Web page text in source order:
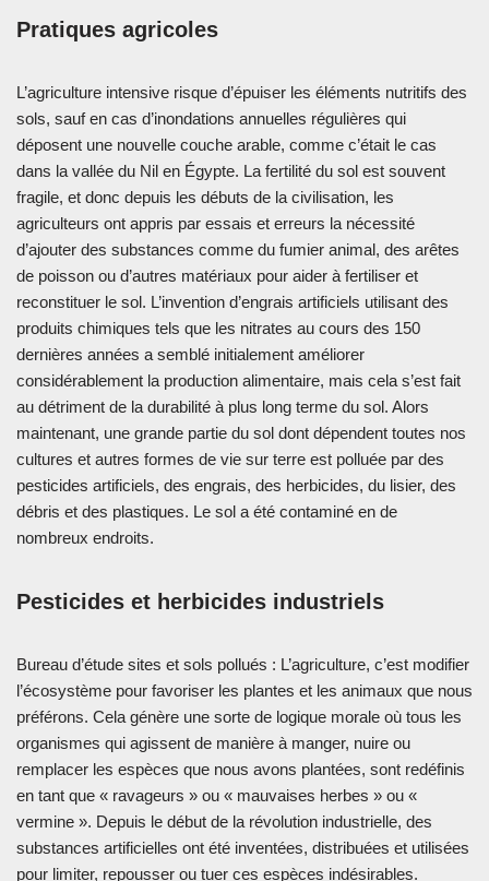
Pratiques agricoles
L’agriculture intensive risque d’épuiser les éléments nutritifs des
sols, sauf en cas d’inondations annuelles régulières qui
déposent une nouvelle couche arable, comme c’était le cas
dans la vallée du Nil en Égypte. La fertilité du sol est souvent
fragile, et donc depuis les débuts de la civilisation, les
agriculteurs ont appris par essais et erreurs la nécessité
d’ajouter des substances comme du fumier animal, des arêtes
de poisson ou d’autres matériaux pour aider à fertiliser et
reconstituer le sol. L’invention d’engrais artificiels utilisant des
produits chimiques tels que les nitrates au cours des 150
dernières années a semblé initialement améliorer
considérablement la production alimentaire, mais cela s’est fait
au détriment de la durabilité à plus long terme du sol. Alors
maintenant, une grande partie du sol dont dépendent toutes nos
cultures et autres formes de vie sur terre est polluée par des
pesticides artificiels, des engrais, des herbicides, du lisier, des
débris et des plastiques. Le sol a été contaminé en de
nombreux endroits.
Pesticides et herbicides industriels
Bureau d’étude sites et sols pollués : L’agriculture, c’est modifier
l’écosystème pour favoriser les plantes et les animaux que nous
préférons. Cela génère une sorte de logique morale où tous les
organismes qui agissent de manière à manger, nuire ou
remplacer les espèces que nous avons plantées, sont redéfinis
en tant que « ravageurs » ou « mauvaises herbes » ou «
vermine ». Depuis le début de la révolution industrielle, des
substances artificielles ont été inventées, distribuées et utilisées
pour limiter, repousser ou tuer ces espèces indésirables.